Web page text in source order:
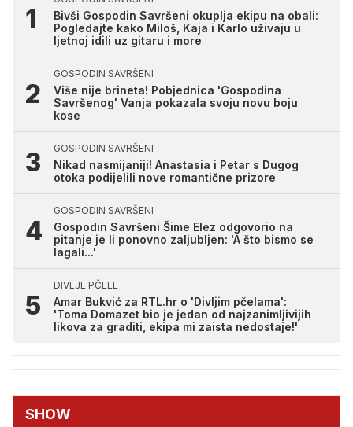
Bivši Gospodin Savršeni okuplja ekipu na obali:
Pogledajte kako Miloš, Kaja i Karlo uživaju u
ljetnoj idili uz gitaru i more
GOSPODIN SAVRŠENI
Više nije brineta! Pobjednica 'Gospodina
Savršenog' Vanja pokazala svoju novu boju
kose
GOSPODIN SAVRŠENI
Nikad nasmijaniji! Anastasia i Petar s Dugog
otoka podijelili nove romantične prizore
GOSPODIN SAVRŠENI
Gospodin Savršeni Šime Elez odgovorio na
pitanje je li ponovno zaljubljen: 'A što bismo se
lagali...'
DIVLJE PČELE
Amar Bukvić za RTL.hr o 'Divljim pčelama':
'Toma Domazet bio je jedan od najzanimljivijih
likova za graditi, ekipa mi zaista nedostaje!'
SHOW